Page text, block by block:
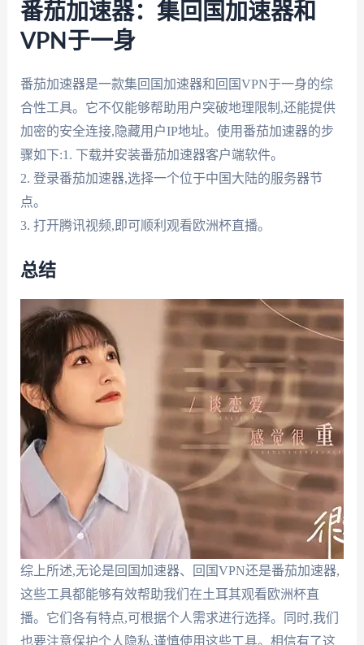
番茄加速器：集回国加速器和
VPN于一身
番茄加速器是一款集回国加速器和回国VPN于一身的综
合性工具。它不仅能够帮助用户突破地理限制,还能提供
加密的安全连接,隐藏用户IP地址。使用番茄加速器的步
骤如下:1. 下载并安装番茄加速器客户端软件。
2. 登录番茄加速器,选择一个位于中国大陆的服务器节
点。
3. 打开腾讯视频,即可顺利观看欧洲杯直播。
总结
综上所述,无论是回国加速器、回国VPN还是番茄加速器,
这些工具都能够有效帮助我们在土耳其观看欧洲杯直
播。它们各有特点,可根据个人需求进行选择。同时,我们
也要注意保护个人隐私,谨慎使用这些工具。相信有了这